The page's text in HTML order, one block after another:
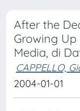
After the
Growing
Media, di
CAPPELLO,
2004-01-01